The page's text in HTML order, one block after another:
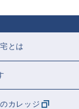
とは
カレッジ